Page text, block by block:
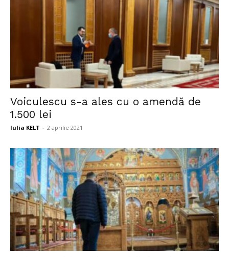
Voiculescu s-a ales cu o amendă de
1.500 lei
Iulia KELT - 2 aprilie 2021